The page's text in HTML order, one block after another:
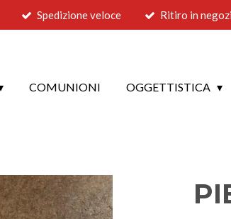
Spedizione veloce Ritiro in
COMUNIONI OGGETTISTICA